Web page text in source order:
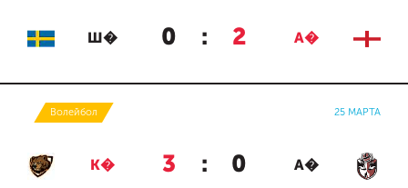
Ш� 0 : 2 А�
Волейбол 25 МАРТА
К� 3 : 0 А�